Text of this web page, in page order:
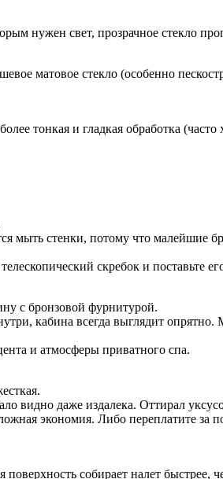
нужен свет, прозрачное стекло
матовое стекло (особенно
тонкая и гладкая обработка (часто
мыть стенки, потому что малейшие
скребок и поставьте
с бронзовой фурнитурой.
кабина всегда выглядит
и атмосферы приватного спа.
видно даже издалека. Оттирал
экономия. Либо переплатите
собирает налет